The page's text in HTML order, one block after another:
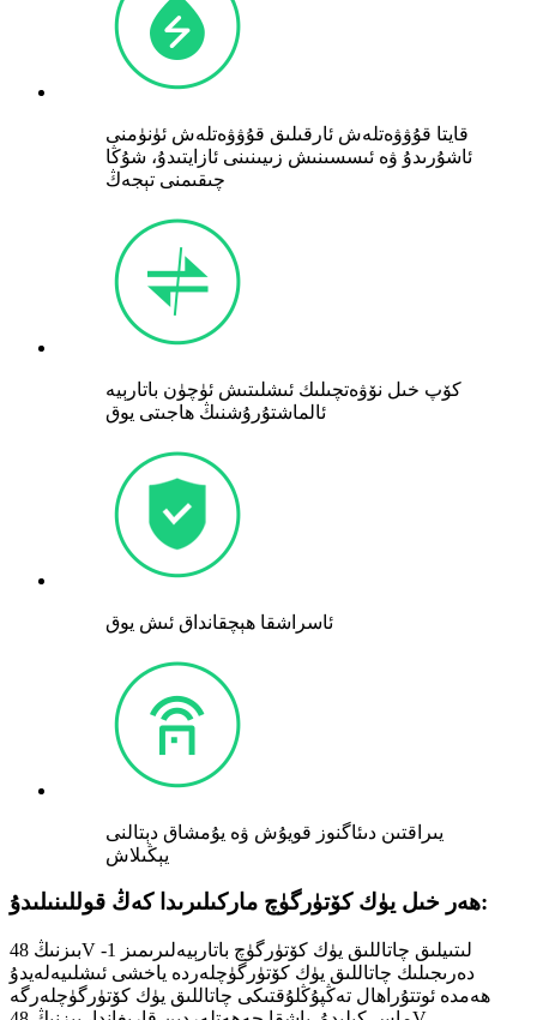
قايتا قۇۋۋەتلەش ئارقىلىق قۇۋۋەتلەش ئۈنۈمنى
ئاشۇرىدۇ ۋە ئىسسىنىش زىيىنىنى ئازايتىدۇ، شۇڭا
چىقىمنى تېجەڭ
كۆپ خىل نۆۋەتچىلىك ئىشلىتىش ئۈچۈن باتارېيە
ئالماشتۇرۇشنىڭ ھاجىتى يوق
ئاسراشقا ھېچقانداق ئىش يوق
يىراقتىن دىئاگنوز قويۇش ۋە يۇمشاق دېتالنى
يېڭىلاش
ھەر خىل يۈك كۆتۈرگۈچ ماركىلىرىدا كەڭ قوللىنىلىدۇ:
بىزنىڭ 48V لىتىيلىق چاتاللىق يۈك كۆتۈرگۈچ باتارېيەلىرىمىز 1-
دەرىجىلىك چاتاللىق يۈك كۆتۈرگۈچلەردە ياخشى ئىشلىيەلەيدۇ
ھەمدە ئوتتۇراھال تەڭپۇڭلۇقتىكى چاتاللىق يۈك كۆتۈرگۈچلەرگە